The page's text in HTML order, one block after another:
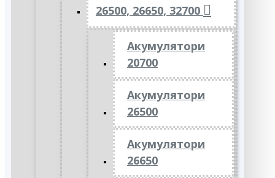
26500, 26650, 32700
Акумулятори
20700
Акумулятори
26500
Акумулятори
26650